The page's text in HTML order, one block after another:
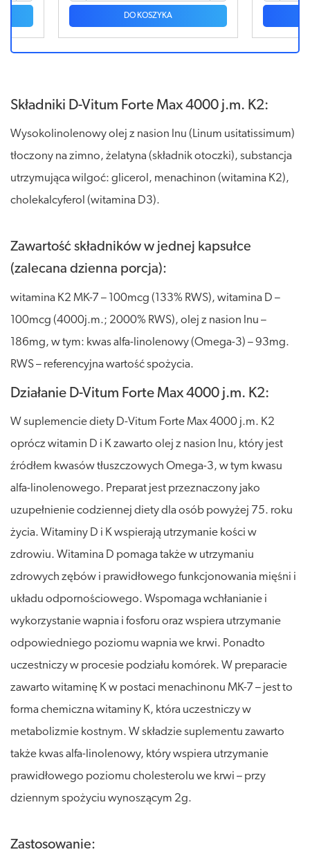
DO KOSZYKA
Składniki D-Vitum Forte Max 4000 j.m. K2:
Wysokolinolenowy olej z nasion lnu (Linum usitatissimum)
tłoczony na zimno, żelatyna (składnik otoczki), substancja
utrzymująca wilgoć: glicerol, menachinon (witamina K2),
cholekalcyferol (witamina D3).
Zawartość składników w jednej kapsułce
(zalecana dzienna porcja):
witamina K2 MK-7 – 100mcg (133% RWS), witamina D –
100mcg (4000j.m.; 2000% RWS), olej z nasion lnu –
186mg, w tym: kwas alfa-linolenowy (Omega-3) – 93mg.
RWS – referencyjna wartość spożycia.
Działanie D-Vitum Forte Max 4000 j.m. K2:
W suplemencie diety D-Vitum Forte Max 4000 j.m. K2
oprócz witamin D i K zawarto olej z nasion lnu, który jest
źródłem kwasów tłuszczowych Omega-3, w tym kwasu
alfa-linolenowego. Preparat jest przeznaczony jako
uzupełnienie codziennej diety dla osób powyżej 75. roku
życia. Witaminy D i K wspierają utrzymanie kości w
zdrowiu. Witamina D pomaga także w utrzymaniu
zdrowych zębów i prawidłowego funkcjonowania mięśni i
układu odpornościowego. Wspomaga wchłanianie i
wykorzystanie wapnia i fosforu oraz wspiera utrzymanie
odpowiedniego poziomu wapnia we krwi. Ponadto
uczestniczy w procesie podziału komórek. W preparacie
zawarto witaminę K w postaci menachinonu MK-7 – jest to
forma chemiczna witaminy K, która uczestniczy w
metabolizmie kostnym. W składzie suplementu zawarto
także kwas alfa-linolenowy, który wspiera utrzymanie
prawidłowego poziomu cholesterolu we krwi – przy
dziennym spożyciu wynoszącym 2g.
Zastosowanie: